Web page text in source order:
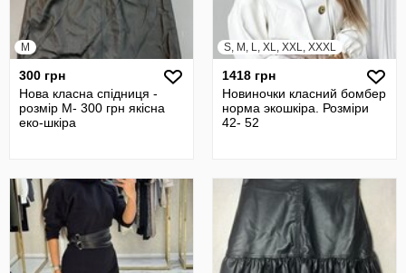
M
300 грн
Нова класна спідниця -
розмір М- 300 грн якісна
еко-шкіра
S, M, L, XL, XXL, XXXL
1418 грн
Новиночки класний бомбер
норма экошкіра. Розміри
42- 52